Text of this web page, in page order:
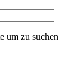
um zu suchen